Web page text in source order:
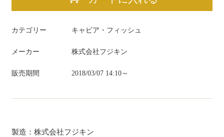
カテゴリー キャビア・フィッシュ
メーカー 株式会社フジキン
販売期間 2018/03/07 14:10～
製造：株式会社フジキン